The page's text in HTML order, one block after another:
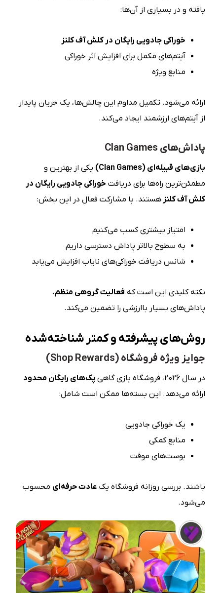
یافته و در بسیاری از آن‌ها:
خوراکی جادویی رایگان در کلش آف کلنز
آیتم‌های مکمل برای افزایش اثر خوراکی
منابع ویژه
ارائه می‌شود. تکمیل مداوم این چالش‌ها، یک جریان پایدار
از آیتم‌های ارزشمند ایجاد می‌کند.
پاداش‌های Clan Games
بازی‌های قبیله‌ای (Clan Games)
یکی از بهترین و
مطمئن‌ترین راه‌ها برای دریافت خوراکی جادویی رایگان در
کلش آف کلنزهستند. با مشارکت فعال در این بخش:
امتیاز بیشتری کسب می‌کنیم
به سطوح بالاتر پاداش دسترسی داریم
شانس دریافت خوراکی‌های نایاب افزایش می‌یابد
نکته کلیدی این است که فعالیت گروهی منظم،
پاداش‌های بسیار باارزشی را تضمین می‌کند.
روش‌های پیشرفته و کمتر شناخته‌شده
جوایز ویژه فروشگاه (Shop Rewards)
در سال 2026، فروشگاه بازی گاهی
پک‌های رایگان محدود
ارائه می‌دهد. این بسته‌ها ممکن است شامل:
یک خوراکی جادویی
منابع کمکی
بوست‌های موقت
باشند. بررسی روزانه فروشگاه یکعادت حرفه‌ای محسوب
می‌شود.